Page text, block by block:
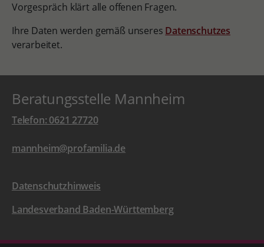
Vorgespräch klärt alle offenen Fragen.
Ihre Daten werden gemäß unseres Datenschutzes
verarbeitet.
Beratungsstelle Mannheim
Telefon: 0621 27720
mannheim@profamilia.de
Datenschutzhinweis
Landesverband Baden-Württemberg